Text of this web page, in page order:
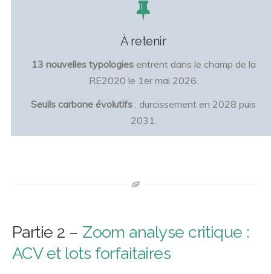
À retenir
13 nouvelles typologiesentrent dans le champ de la
RE2020 le 1er mai 2026.
Seuils carbone évolutifs : durcissement en 2028 puis
2031.
Partie 2 – Zoom analyse critique :
ACV et lots forfaitaires